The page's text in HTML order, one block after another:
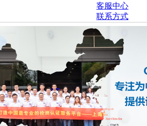
客服中心
联系方式